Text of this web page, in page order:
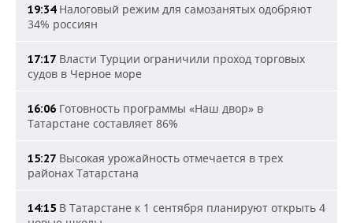
19:34Налоговый режим для самозанятых одобряют
34% россиян
17:17 Власти Турции ограничили проход торговых
судов в Черное море
16:06 Готовность программы «Наш двор» в
Татарстане составляет 86%
15:27 Высокая урожайность отмечается в трех
районах Татарстана
14:15 В Татарстане к 1 сентября планируют открыть 4